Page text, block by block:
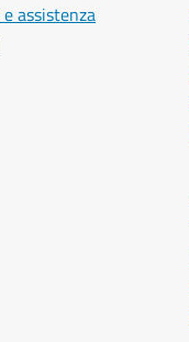
assistenza